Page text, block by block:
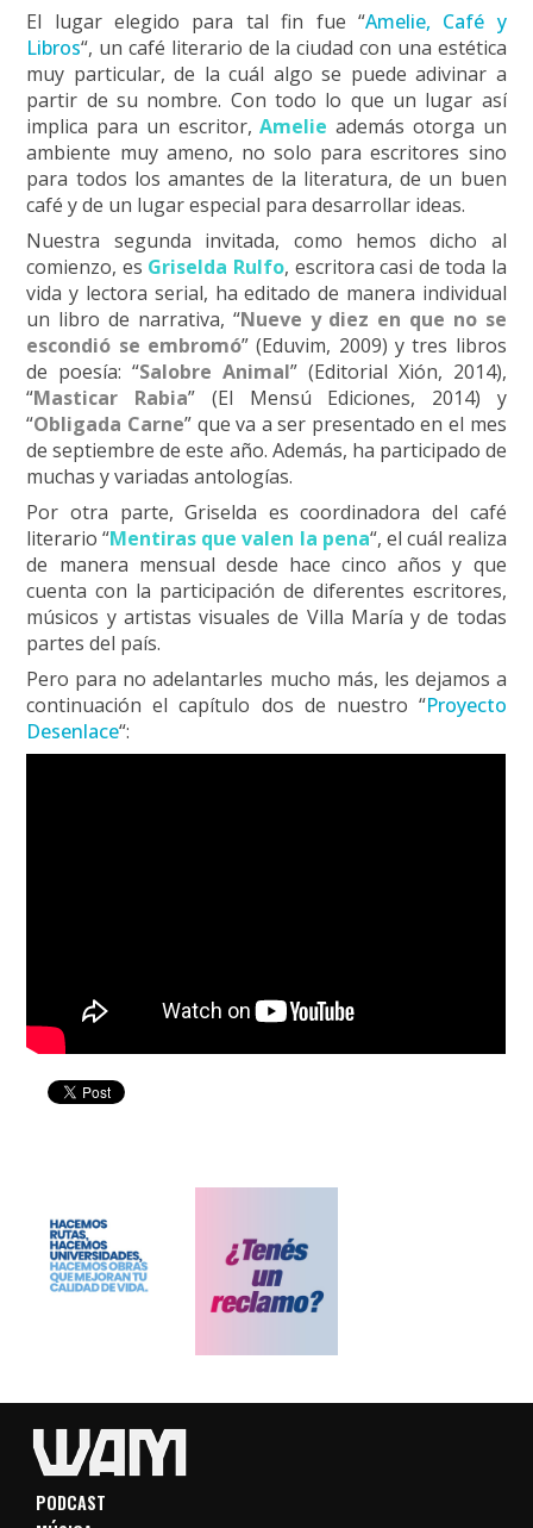
El lugar elegido para tal fin fue “Amelie, Café y
Libros“, un café literario de la ciudad con una estética
muy particular, de la cuál algo se puede adivinar a
partir de su nombre. Con todo lo que un lugar así
implica para un escritor,Amelie además otorga un
ambiente muy ameno, no solo para escritores sino
para todos los amantes de la literatura, de un buen
café y de un lugar especial para desarrollar ideas.
Nuestra segunda invitada, como hemos dicho al
comienzo, es Griselda Rulfo, escritora casi de toda la
vida y lectora serial, ha editado de manera individual
un libro de narrativa, “Nueve y diez en que no se
escondió se embromó” (Eduvim, 2009) y tres libros
de poesía: “Salobre Animal” (Editorial Xión, 2014),
“Masticar Rabia” (El Mensú Ediciones, 2014) y
“Obligada Carne” que va a ser presentado en el mes
de septiembre de este año. Además, ha participado de
muchas y variadas antologías.
Por otra parte, Griselda es coordinadora del café
literario “Mentiras que valen la pena“, el cuál realiza
de manera mensual desde hace cinco años y que
cuenta con la participación de diferentes escritores,
músicos y artistas visuales de Villa María y de todas
partes del país.
Pero para no adelantarles mucho más, les dejamos a
continuación el capítulo dos de nuestro “Proyecto
Desenlace“:
PODCAST